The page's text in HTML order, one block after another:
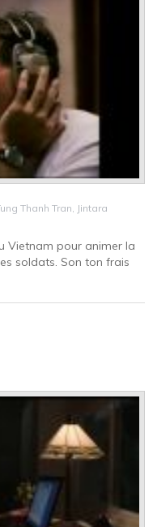
Thanh Tran, Jintara
Vietnam pour animer la
soldats. Son ton frais